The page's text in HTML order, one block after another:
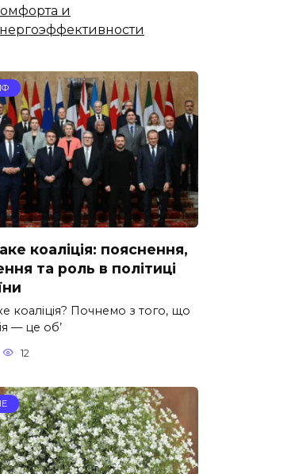
и
коаліція: пояснення,
та роль в політиці
коаліція? Почнемо з того, що
— це об’
12